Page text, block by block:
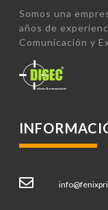
Somos una
años de
Comunicación y